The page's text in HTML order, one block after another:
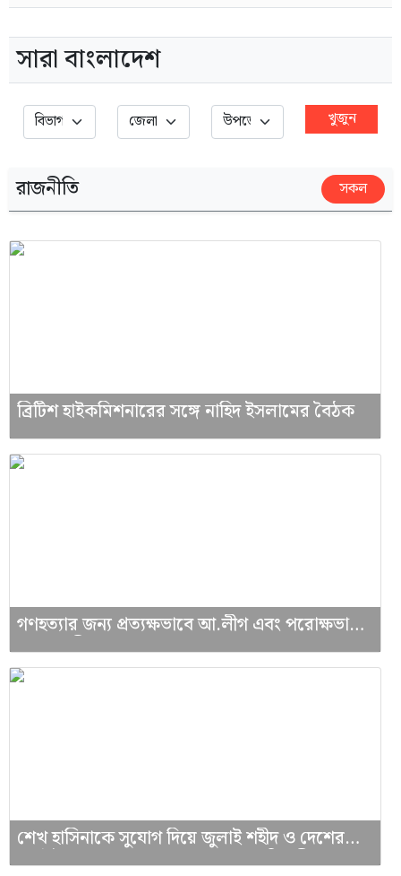
সারা বাংলাদেশ
খুজুন
রাজনীতি সকল
ব্রিটিশ হাইকমিশনারের সঙ্গে নাহিদ ইসলামের বৈঠক
গণহত্যার জন্য প্রত্যক্ষভাবে আ.লীগ এবং পরোক্ষভাবে
ভারত দায়ী: রাশেদ প্রধান
শেখ হাসিনাকে সুযোগ দিয়ে জুলাই শহীদ ও দেশের
সার্বভৌমত্বকে অপমান করেছে ভারত: রিজভী